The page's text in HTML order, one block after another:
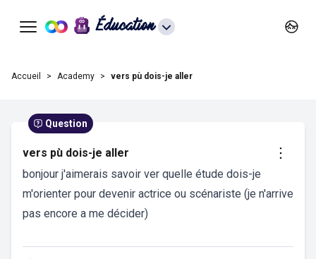
Éducation
Accueil Academy vers pù dois-je aller
Question
vers pù dois-je aller
bonjour j'aimerais savoir ver quelle étude dois-je
m'orienter pour devenir actrice ou scénariste (je n'arrive
pas encore a me décider)